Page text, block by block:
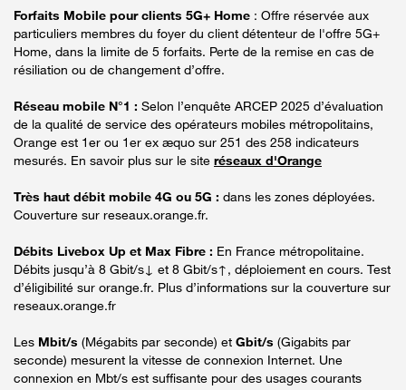
Forfaits Mobile pour clients 5G+ Home : Offre réservée aux
particuliers membres du foyer du client détenteur de l'offre 5G+
Home, dans la limite de 5 forfaits. Perte de la remise en cas de
résiliation ou de changement d’offre.
Réseau mobile N°1 : Selon l’enquête ARCEP 2025 d’évaluation
de la qualité de service des opérateurs mobiles métropolitains,
Orange est 1er ou 1er ex æquo sur 251 des 258 indicateurs
mesurés. En savoir plus sur le site réseaux d'Orange
Très haut débit mobile 4G ou 5G : dans les zones déployées.
Couverture sur reseaux.orange.fr.
Débits Livebox Up et Max Fibre : En France métropolitaine.
Débits jusqu’à 8 Gbit/s↓ et 8 Gbit/s↑, déploiement en cours. Test
d’éligibilité sur orange.fr. Plus d’informations sur la couverture sur
reseaux.orange.fr
Les Mbit/s (Mégabits par seconde) et Gbit/s (Gigabits par
seconde) mesurent la vitesse de connexion Internet. Une
connexion en Mbt/s est suffisante pour des usages courants